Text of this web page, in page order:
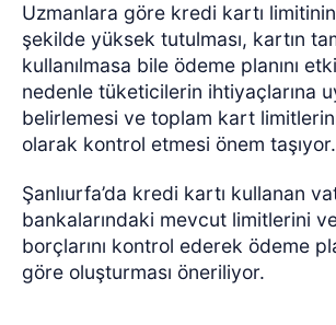
Uzmanlara göre kredi kartı
şekilde yüksek tutulması, kartın
kullanılmasa bile ödeme planını
nedenle tüketicilerin ihtiyaçlarına
belirlemesi ve toplam kart
olarak kontrol etmesi önem taşıyor.
Şanlıurfa’da kredi kartı kullanan
bankalarındaki mevcut limitlerini
borçlarını kontrol ederek ödeme
göre oluşturması öneriliyor.